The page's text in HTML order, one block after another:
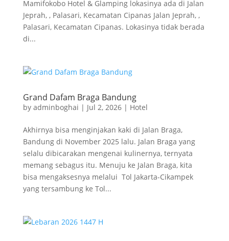
Mamifokobo Hotel & Glamping lokasinya ada di Jalan
Jeprah, , Palasari, Kecamatan Cipanas Jalan Jeprah, ,
Palasari, Kecamatan Cipanas. Lokasinya tidak berada
di...
Grand Dafam Braga Bandung
by adminboghai | Jul 2, 2026| Hotel
Akhirnya bisa menginjakan kaki di Jalan Braga,
Bandung di November 2025 lalu. Jalan Braga yang
selalu dibicarakan mengenai kulinernya, ternyata
memang sebagus itu. Menuju ke Jalan Braga, kita
bisa mengaksesnya melalui Tol Jakarta-Cikampek
yang tersambung ke Tol...